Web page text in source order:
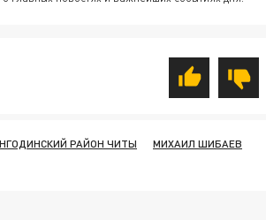
РАЙОН ЧИТЫ
МИХАИЛ ШИБАЕВ